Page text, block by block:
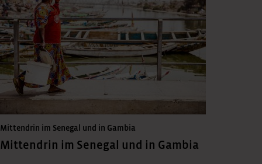
Mittendrin im Senegal und in Gambia
Mittendrin im Senegal und in Gambia